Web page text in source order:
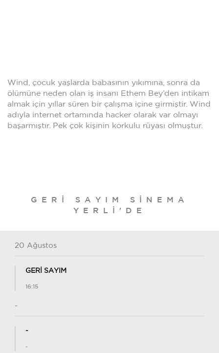
Wind, çocuk yaşlarda babasının yıkımına, sonra da
ölümüne neden olan iş insanı Ethem Bey’den intikam
almak için yıllar süren bir çalışma içine girmiştir. Wind
adıyla internet ortamında hacker olarak var olmayı
başarmıştır. Pek çok kişinin korkulu rüyası olmuştur.
GERİ SAYIM SINEMA
YERLI'DE
20 Ağustos
GERİ SAYIM
16:15
-
-
-